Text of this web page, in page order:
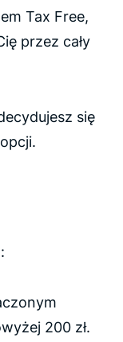
Tax Free,
przez cały
się
200 zł.